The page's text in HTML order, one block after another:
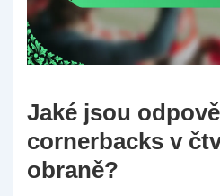
Jaké jsou
cornerbacks v
obraně?